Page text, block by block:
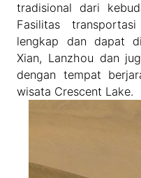
tradisional dari
Fasilitas
lengkap dan dapat
Xian, Lanzhou dan
dengan tempat
wisata Crescent Lake.